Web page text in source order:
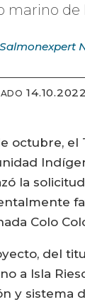
marino de
Salmonexpert
octubre,
la
Colo
del
a Isla
y sistema